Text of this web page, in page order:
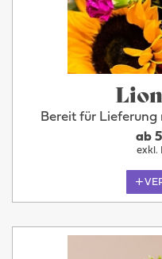
Bereit für
ab
exkl.